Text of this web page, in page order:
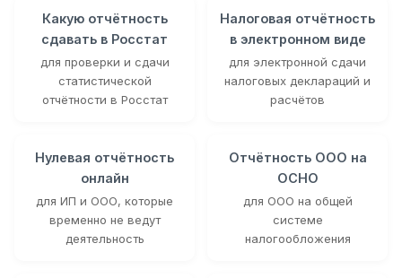
Какую отчётность
сдавать в Росстат
для проверки и сдачи
статистической
отчётности в Росстат
Налоговая отчётность
в электронном виде
для электронной сдачи
налоговых деклараций и
расчётов
Нулевая отчётность
онлайн
для ИП и ООО, которые
временно не ведут
деятельность
Отчётность ООО на
ОСНО
для ООО на общей
системе
налогообложения